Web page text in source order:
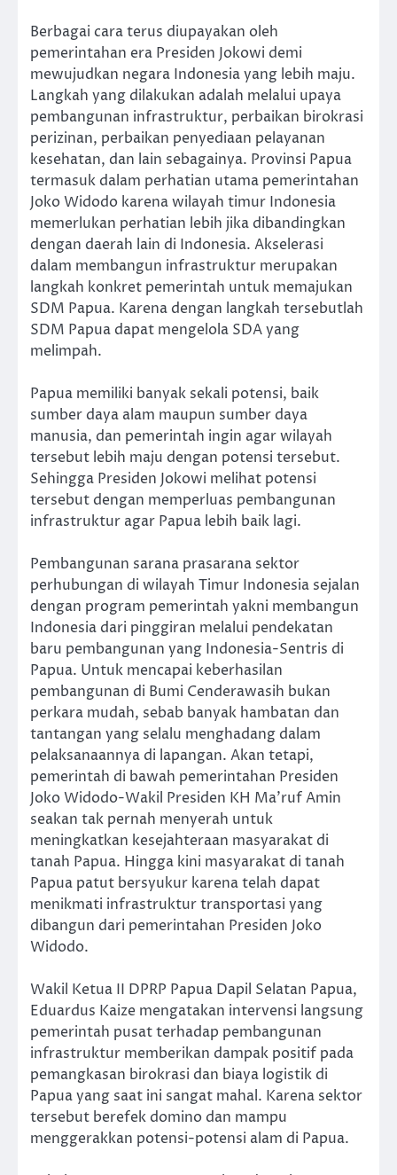
Berbagai cara terus diupayakan oleh
pemerintahan era Presiden Jokowi demi
mewujudkan negara Indonesia yang lebih maju.
Langkah yang dilakukan adalah melalui upaya
pembangunan infrastruktur, perbaikan birokrasi
perizinan, perbaikan penyediaan pelayanan
kesehatan, dan lain sebagainya. Provinsi Papua
termasuk dalam perhatian utama pemerintahan
Joko Widodo karena wilayah timur Indonesia
memerlukan perhatian lebih jika dibandingkan
dengan daerah lain di Indonesia. Akselerasi
dalam membangun infrastruktur merupakan
langkah konkret pemerintah untuk memajukan
SDM Papua. Karena dengan langkah tersebutlah
SDM Papua dapat mengelola SDA yang
melimpah.
Papua memiliki banyak sekali potensi, baik
sumber daya alam maupun sumber daya
manusia, dan pemerintah ingin agar wilayah
tersebut lebih maju dengan potensi tersebut.
Sehingga Presiden Jokowi melihat potensi
tersebut dengan memperluas pembangunan
infrastruktur agar Papua lebih baik lagi.
Pembangunan sarana prasarana sektor
perhubungan di wilayah Timur Indonesia sejalan
dengan program pemerintah yakni membangun
Indonesia dari pinggiran melalui pendekatan
baru pembangunan yang Indonesia-Sentris di
Papua. Untuk mencapai keberhasilan
pembangunan di Bumi Cenderawasih bukan
perkara mudah, sebab banyak hambatan dan
tantangan yang selalu menghadang dalam
pelaksanaannya di lapangan. Akan tetapi,
pemerintah di bawah pemerintahan Presiden
Joko Widodo-Wakil Presiden KH Ma’ruf Amin
seakan tak pernah menyerah untuk
meningkatkan kesejahteraan masyarakat di
tanah Papua. Hingga kini masyarakat di tanah
Papua patut bersyukur karena telah dapat
menikmati infrastruktur transportasi yang
dibangun dari pemerintahan Presiden Joko
Widodo.
Wakil Ketua II DPRP Papua Dapil Selatan Papua,
Eduardus Kaize mengatakan intervensi langsung
pemerintah pusat terhadap pembangunan
infrastruktur memberikan dampak positif pada
pemangkasan birokrasi dan biaya logistik di
Papua yang saat ini sangat mahal. Karena sektor
tersebut berefek domino dan mampu
menggerakkan potensi-potensi alam di Papua.